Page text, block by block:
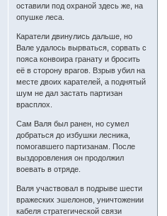
оставили под охраной здесь же, на
опушке леса.
Каратели двинулись дальше, но
Вале удалось вырваться, сорвать с
пояса конвоира гранату и бросить
её в сторону врагов. Взрыв убил на
месте двоих карателей, а поднятый
шум не дал застать партизан
врасплох.
Сам Валя был ранен, но сумел
добраться до избушки лесника,
помогавшего партизанам. После
выздоровления он продолжил
воевать в отряде.
Валя участвовал в подрыве шести
вражеских эшелонов, уничтожении
кабеля стратегической связи